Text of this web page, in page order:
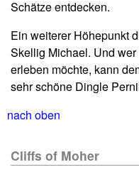
Schätze entdecken.
Ein weiterer Höhepunkt
Skellig Michael. Und
erleben möchte, kann
sehr schöne Dingle
nach oben
Cliffs of Moher